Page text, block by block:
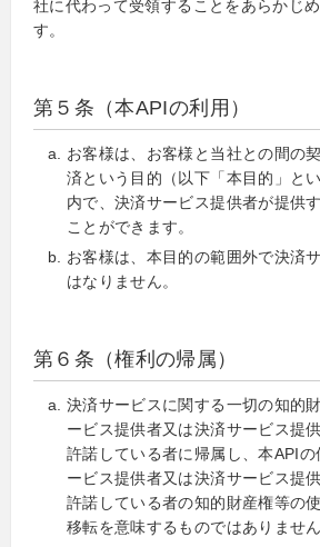
社に代わって受領することをあらかじ
す。
第５条（本APIの利用）
お客様は、お客様と当社との間の
済という目的（以下「本目的」と
内で、決済サービス提供者が提供
ことができます。
お客様は、本目的の範囲外で決済
はなりません。
第６条（権利の帰属）
決済サービスに関する一切の知的
ービス提供者又は決済サービス提
許諾している者に帰属し、本API
ービス提供者又は決済サービス提
許諾している者の知的財産権等の
移転を意味するものではありません